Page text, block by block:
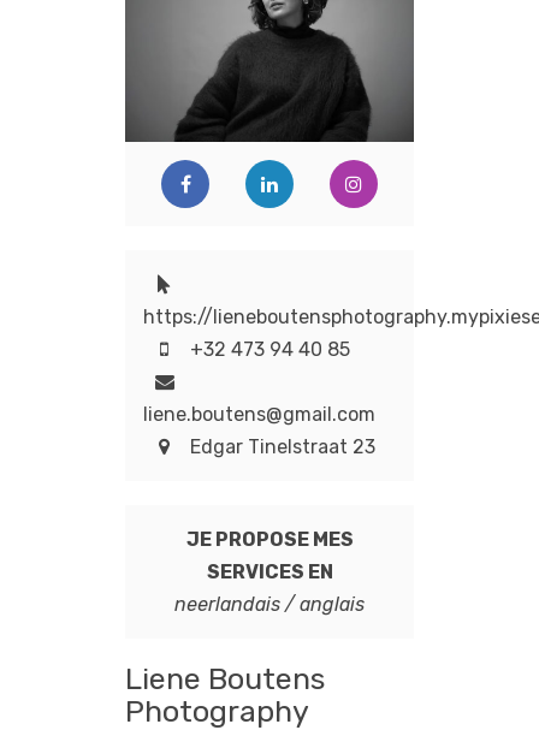
https://
+32 473 94 40 85
liene.boutens@gmail.com
Edgar Tinelstraat 23
JE PROPOSE MES
SERVICES EN
neerlandais / anglais
Liene Boutens
Photography